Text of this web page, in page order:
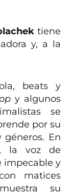
tiene
y, a la
beats y
y algunos
se
por su
géneros. En
la voz de
impecable y
matices
su